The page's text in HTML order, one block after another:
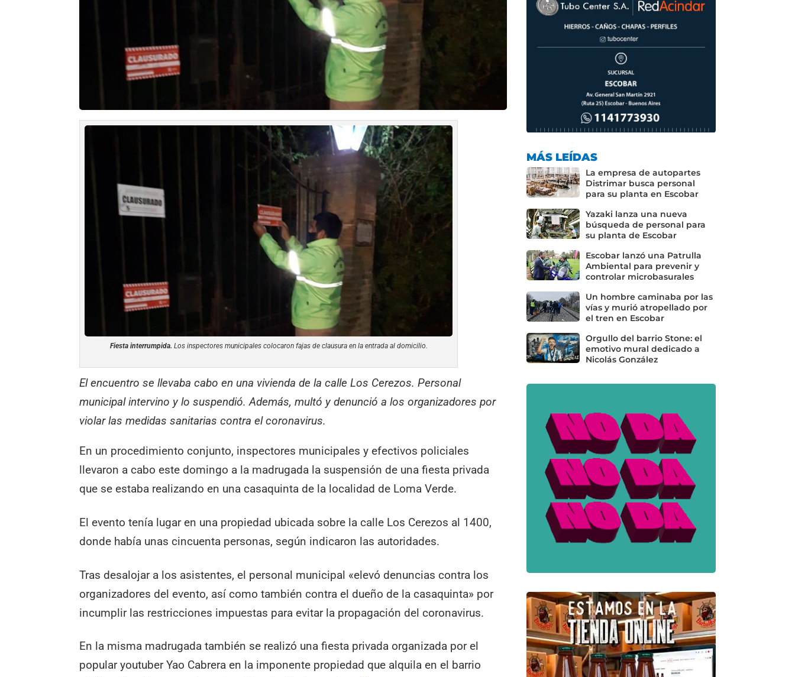
Fiesta interrumpida. Los inspectores municipales colocaron fajas de clausura en la entrada al domicilio.
El encuentro se llevaba cabo en una vivienda de la calle Los Cerezos. Personal
municipal intervino y lo suspendió. Además, multó y denunció a los organizadores por
violar las medidas sanitarias contra el coronavirus.
En un procedimiento conjunto, inspectores municipales y efectivos policiales
llevaron a cabo este domingo a la madrugada la suspensión de una fiesta privada
que se estaba realizando en una casaquinta de la localidad de Loma Verde.
El evento tenía lugar en una propiedad ubicada sobre la calle Los Cerezos al 1400,
donde había unas cincuenta personas, según indicaron las autoridades.
Tras desalojar a los asistentes, el personal municipal «elevó denuncias contra los
organizadores del evento, así como también contra el dueño de la casaquinta» por
incumplir las restricciones impuestas para evitar la propagación del coronavirus.
En la misma madrugada también se realizó una fiesta privada organizada por el
popular youtuber Yao Cabrera en la imponente propiedad que alquila en el barrio
MÁS LEÍDAS
La empresa de autopartes
Distrimar busca personal
para su planta en Escobar
Yazaki lanza una nueva
búsqueda de personal para
su planta de Escobar
Escobar lanzó una Patrulla
Ambiental para prevenir y
controlar microbasurales
Un hombre caminaba por las
vías y murió atropellado por
el tren en Escobar
Orgullo del barrio Stone: el
emotivo mural dedicado a
Nicolás González